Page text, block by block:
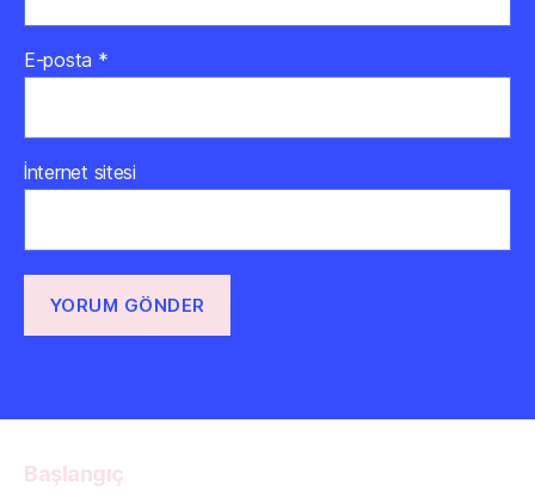
E-posta *
İnternet sitesi
Başlangıç